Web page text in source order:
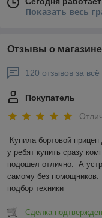
Показать весь
Отзывы о магазине
120 отзывов за
Покупатель
Купила бортовой
у ребят купить сразу
подошел отлично.  А
самому без помощников.
подбор техники
Сделка